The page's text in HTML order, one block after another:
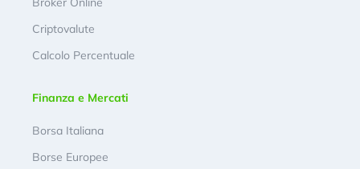
Criptovalute
Calcolo Percentuale
Finanza e Mercati
Borsa Italiana
Borse Europee